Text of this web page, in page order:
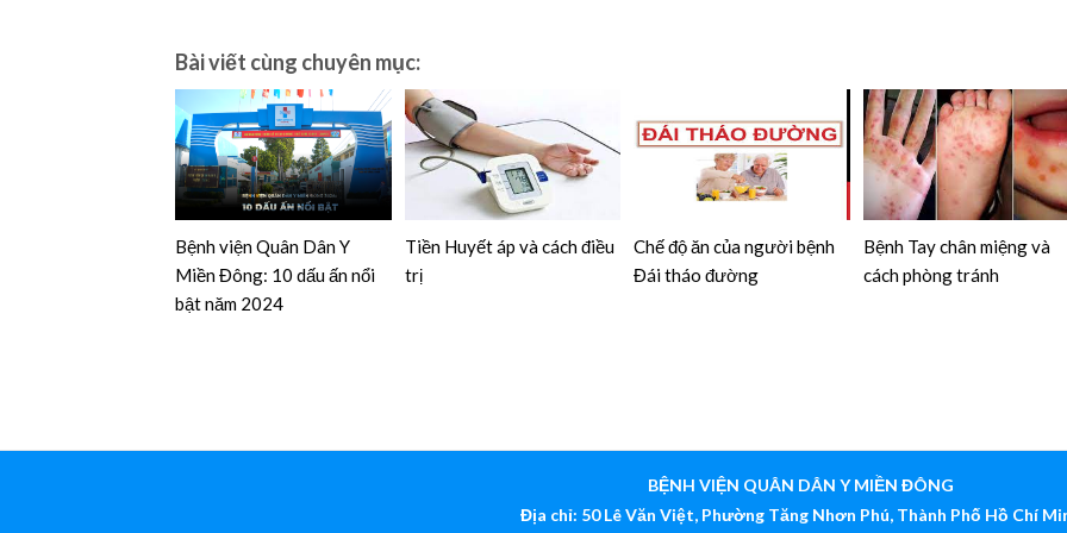
Bài viết cùng chuyên mục:
Bệnh viện Quân Dân Y
Miền Đông: 10 dấu ấn nổi
bật năm 2024
Tiền Huyết áp và cách điều
trị
Chế độ ăn của người bệnh
Đái tháo đường
Bệnh Tay chân miệng và
cách phòng tránh
BỆNH VIỆN QUÂN DÂN Y MIỀN ĐÔNG
Địa chỉ: 50 Lê Văn Việt, Phường Tăng Nhơn Phú, Thành Phố Hồ Chí